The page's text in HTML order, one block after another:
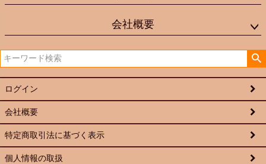
会社概要
ログイン
会社概要
特定商取引法に基づく表示
個人情報の取扱